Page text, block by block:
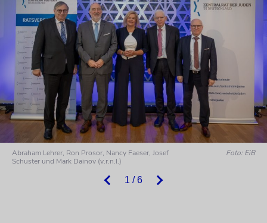
1 / 6
Abraham Lehrer, Ron Prosor, Nancy Faeser, Josef
Schuster und Mark Dainov (v.r.n.l.)
Foto: EiB